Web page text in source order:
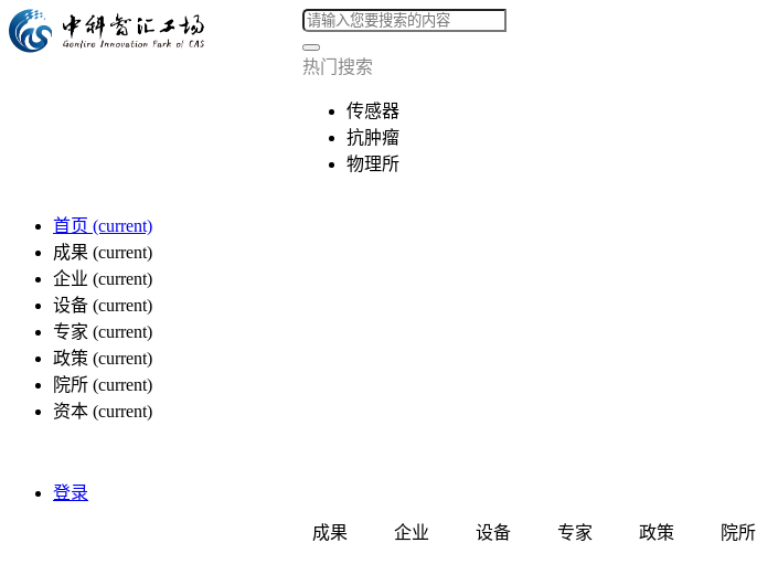
热门搜索
传感器
抗肿瘤
物理所
首页 (current)
成果 (current)
企业 (current)
设备 (current)
专家 (current)
政策 (current)
院所 (current)
资本 (current)
登录
成果 企业 设备 专家 政策 院所